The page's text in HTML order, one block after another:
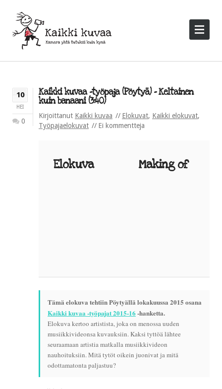
10
HEI
0
Kaikki kuvaa -työpaja (Pöytyä) – Keltainen
kuin banaani (3:40)
Kirjoittanut Kaikki kuvaa Elokuvat, Kaikki elokuvat,
Työpajaelokuvat
Ei kommentteja
Elokuva Making of
Tämä elokuva tehtiin Pöytyällä lokakuussa 2015 osana
Kaikki kuvaa -työpajat 2015-16 -hanketta.
Elokuva kertoo artistista, joka on menossa uuden
musiikkivideonsa kuvauksiin. Kaksi tyttöä lähtee
seuraamaan artistia matkalla musiikkivideon
nauhoituksiin. Mitä tytöt oikein juonivat ja mitä
odottamatonta paljastuu?